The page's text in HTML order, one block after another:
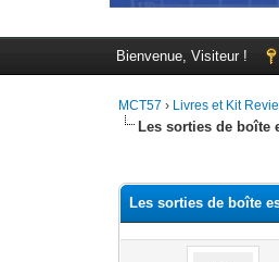
Bienvenue, Visiteur !
MCT57 › Livres et Kit
Les sorties de boîte
Les sorties de boîte